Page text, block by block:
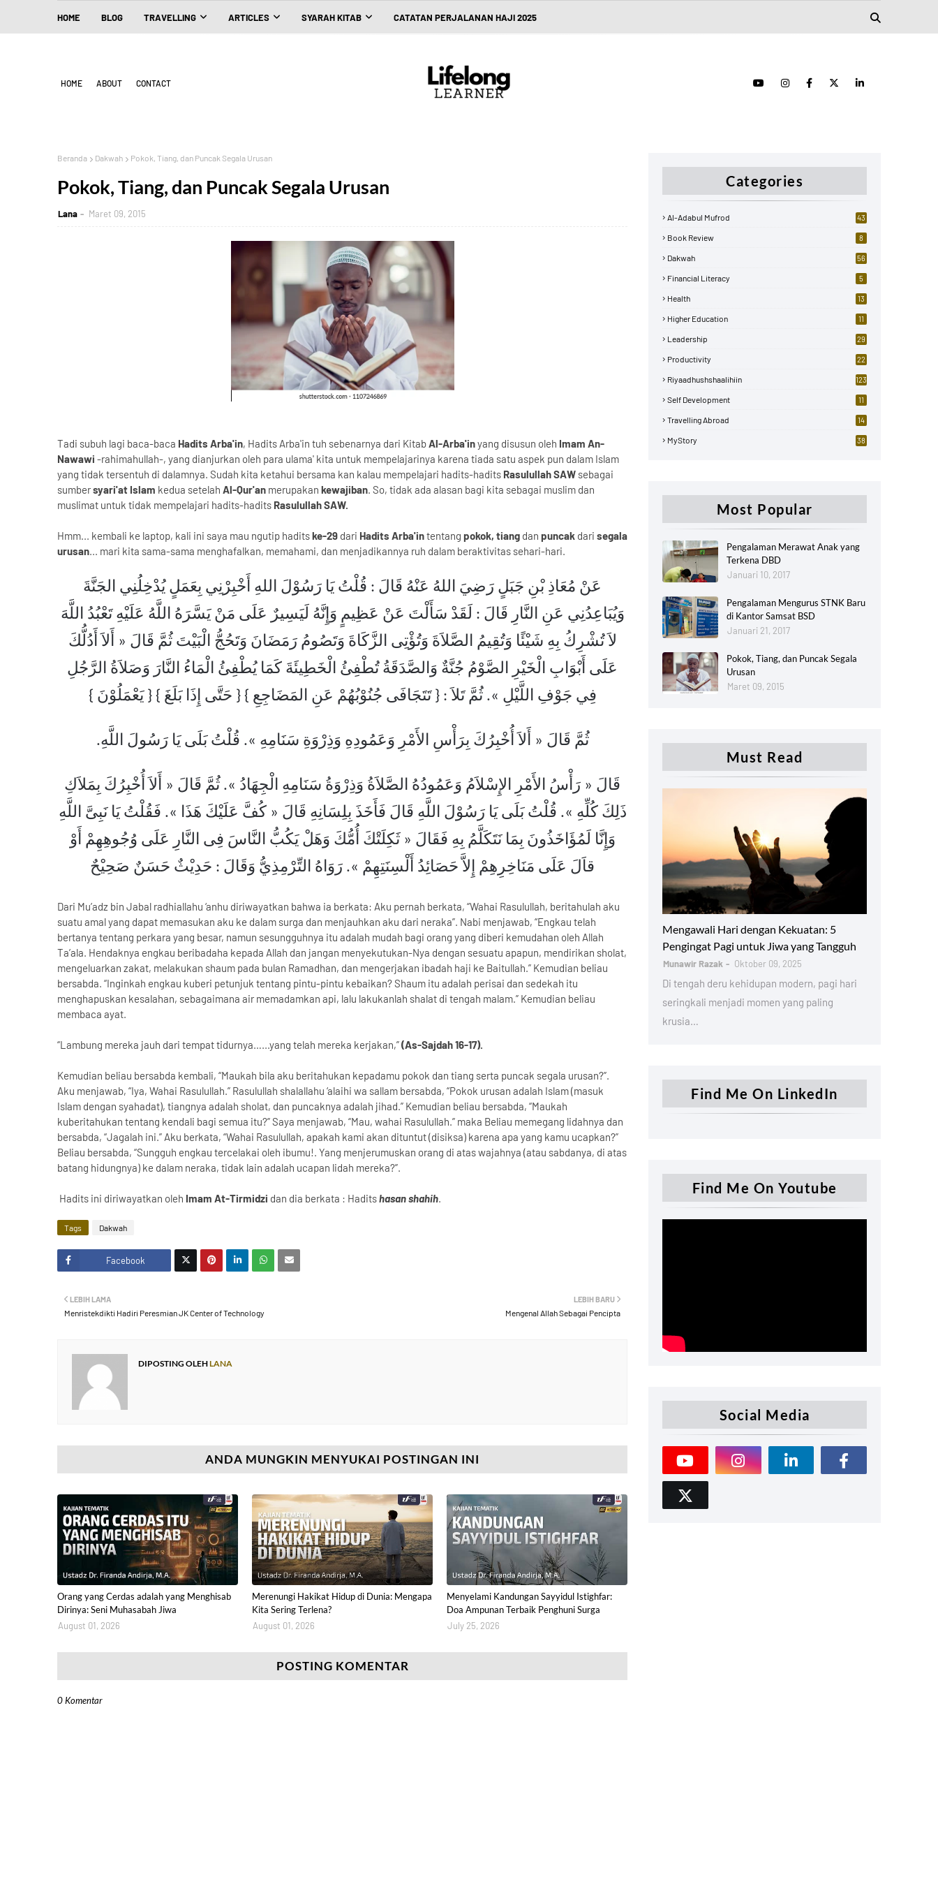
HOME BLOG TRAVELLING ARTICLES SYARAH KITAB CATATAN PERJALANAN HAJI 2025
HOME ABOUT CONTACT
Beranda Dakwah Pokok, Tiang, dan Puncak Segala Urusan
Pokok, Tiang, dan Puncak Segala Urusan
Lana Maret 09, 2015
Tadi subuh lagi baca-baca Hadits Arba'in, Hadits Arba'in tuh sebenarnya dari KitabAl-Arba'inyang disusun oleh Imam An-
Nawawi -rahimahullah-, yang dianjurkan oleh para ulama' kita untuk mempelajarinya karena tiada satu aspek pun dalam Islam
yang tidak tersentuh di dalamnya. Sudah kita ketahui bersama kan kalau mempelajari hadits-hadits Rasulullah SAW sebagai
sumbersyari'at Islam kedua setelah Al-Qur'an merupakan kewajiban. So, tidak ada alasan bagi kita sebagai muslim dan
muslimat untuk tidak mempelajari hadits-hadits Rasulullah SAW.
Hmm... kembali ke laptop, kali ini saya mau ngutip haditske-29 dari Hadits Arba'intentang pokok, tiang dan puncak dari segala
urusan... mari kita sama-sama menghafalkan, memahami, dan menjadikannya ruh dalam beraktivitas sehari-hari.
عَنْ مُعَاذِ بْنِ جَبَلٍ رَضِيَ اللهُ عَنْهُ قَالَ : قُلْتُ يَا رَسُوْلَ اللهِ أَخْبِرْنِي بِعَمَلٍ يُدْخِلُنِي الجَنَّةَ
وَيُبَاعِدُنِي عَنِ النَّارِ قَالَ : لَقَدْ سَأَلْتَ عَنْ عَظِيمٍ وَإِنَّهُ لَيَسِيرٌ عَلَى مَنْ يَسَّرَهُ اللَّهُ عَلَيْهِ تَعْبُدُ اللَّهَ
لاَ تُشْرِكُ بِهِ شَيْئًا وَتُقِيمُ الصَّلاَةَ وَتُؤْتِى الزَّكَاةَ وَتَصُومُ رَمَضَانَ وَتَحُجُّ الْبَيْتَ ثُمَّ قَالَ « أَلاَ أَدُلُّكَ
عَلَى أَبْوَابِ الْخَيْرِ الصَّوْمُ جُنَّةٌ وَالصَّدَقَةُ تُطْفِئُ الْخَطِيئَةَ كَمَا يُطْفِئُ الْمَاءُ النَّارَ وَصَلاَةُ الرَّجُلِ
فِي جَوْفِ اللَّيْلِ ». ثُمَّ تَلاَ : { تَتَجَافَى جُنُوْبُهُمْ عَنِ المَضَاجِعِ } { حَتَّى إِذَا بَلَغَ } { يَعْمَلُوْنَ }
ثُمَّ قَالَ « أَلاَ أُخْبِرُكَ بِرَأْسِ الأَمْرِ وَعَمُودِهِ وَذِرْوَةِ سَنَامِهِ ». قُلْتُ بَلَى يَا رَسُولَ اللَّهِ.
قَالَ « رَأْسُ الأَمْرِ الإِسْلاَمُ وَعَمُودُهُ الصَّلاَةُ وَذِرْوَةُ سَنَامِهِ الْجِهَادُ ». ثُمَّ قَالَ « أَلاَ أُخْبِرُكَ بِمَلاَكِ
ذَلِكَ كُلِّهِ ». قُلْتُ بَلَى يَا رَسُوْلَ اللَّهِ قَالَ فَأَخَذَ بِلِسَانِهِ قَالَ « كُفَّ عَلَيْكَ هَذَا ». فَقُلْتُ يَا نَبِىَّ اللَّهِ
وَإِنَّا لَمُؤَاخَذُونَ بِمَا نَتَكَلَّمُ بِهِ فَقَالَ « ثَكِلَتْكَ أُمُّكَ وَهَلْ يَكُبُّ النَّاسَ فِى النَّارِ عَلَى وُجُوهِهِمْ أَوْ
قاَلَ عَلَى مَنَاخِرِهِمْ إِلاَّ حَصَائِدُ أَلْسِنَتِهِمْ ». رَوَاهُ التِّرْمِذِيُّ وَقَالَ : حَدِيْثٌ حَسَنٌ صَحِيْحٌ
Dari Mu’adz bin Jabal radhiallahu ‘anhu diriwayatkan bahwa ia berkata: Aku pernah berkata, “Wahai Rasulullah, beritahulah aku
suatu amal yang dapat memasukan aku ke dalam surga dan menjauhkan aku dari neraka”. Nabi menjawab, “Engkau telah
bertanya tentang perkara yang besar, namun sesungguhnya itu adalah mudah bagi orang yang diberi kemudahan oleh Allah
Ta’ala. Hendaknya engkau beribadaha kepada Allah dan jangan menyekutukan-Nya dengan sesuatu apapun, mendirikan sholat,
mengeluarkan zakat, melakukan shaum pada bulan Ramadhan, dan mengerjakan ibadah haji ke Baitullah.” Kemudian beliau
bersabda. “Inginkah engkau kuberi petunjuk tentang pintu-pintu kebaikan? Shaum itu adalah perisai dan sedekah itu
menghapuskan kesalahan, sebagaimana air memadamkan api, lalu lakukanlah shalat di tengah malam.” Kemudian beliau
membaca ayat.
“Lambung mereka jauh dari tempat tidurnya…...yang telah mereka kerjakan,”(As-Sajdah 16-17).
Kemudian beliau bersabda kembali, “Maukah bila aku beritahukan kepadamu pokok dan tiang serta puncak segala urusan?”.
Aku menjawab, “Iya, Wahai Rasulullah.” Rasulullah shalallahu ‘alaihi wa sallam bersabda, “Pokok urusan adalah Islam (masuk
Islam dengan syahadat), tiangnya adalah sholat, dan puncaknya adalah jihad.” Kemudian beliau bersabda, “Maukah
kuberitahukan tentang kendali bagi semua itu?” Saya menjawab, “Mau, wahai Rasulullah.” maka Beliau memegang lidahnya dan
bersabda, “Jagalah ini.” Aku berkata, “Wahai Rasulullah, apakah kami akan dituntut (disiksa) karena apa yang kamu ucapkan?”
Beliau bersabda, “Sungguh engkau tercelakai oleh ibumu!. Yang menjerumuskan orang di atas wajahnya (atau sabdanya, di atas
batang hidungnya) ke dalam neraka, tidak lain adalah ucapan lidah mereka?”.
Hadits ini diriwayatkan oleh Imam At-Tirmidzi dan dia berkata : Haditshasan shahih.
Tags Dakwah
Facebook
LEBIH BARU
Mengenal Allah Sebagai Pencipta
LEBIH LAMA
Menristekdikti Hadiri Peresmian JK Center of Technology
DIPOSTING OLEHLANA
ANDA MUNGKIN MENYUKAI POSTINGAN INI
Orang yang Cerdas adalah yang Menghisab
Dirinya: Seni Muhasabah Jiwa
August 01, 2026
Merenungi Hakikat Hidup di Dunia: Mengapa
Kita Sering Terlena?
August 01, 2026
Menyelami Kandungan Sayyidul Istighfar:
Doa Ampunan Terbaik Penghuni Surga
July 25, 2026
POSTING KOMENTAR
0 Komentar
Categories
Al-Adabul Mufrod 43
Book Review 8
Dakwah 56
Financial Literacy 5
Health 13
Higher Education 11
Leadership 29
Productivity 22
Riyaadhushshaalihiin 123
Self Development 11
Travelling Abroad 14
MyStory 38
Most Popular
Pengalaman Merawat Anak yang
Terkena DBD
Januari 10, 2017
Pengalaman Mengurus STNK Baru
di Kantor Samsat BSD
Januari 21, 2017
Pokok, Tiang, dan Puncak Segala
Urusan
Maret 09, 2015
Must Read
Mengawali Hari dengan Kekuatan: 5
Pengingat Pagi untuk Jiwa yang Tangguh
Munawir Razak Oktober 09, 2025
Di tengah deru kehidupan modern, pagi hari
seringkali menjadi momen yang paling
krusia…
Find Me On LinkedIn
Find Me On Youtube
Social Media